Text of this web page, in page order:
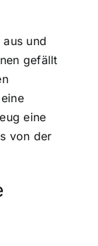
und
gefällt
eine
von der